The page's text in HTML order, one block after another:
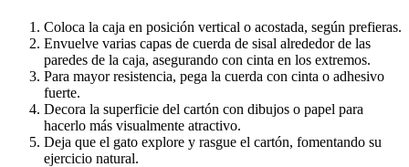
Coloca la caja en posición vertical o acostada, según prefieras.
Envuelve varias capas de cuerda de sisal alrededor de las
paredes de la caja, asegurando con cinta en los extremos.
Para mayor resistencia, pega la cuerda con cinta o adhesivo
fuerte.
Decora la superficie del cartón con dibujos o papel para
hacerlo más visualmente atractivo.
Deja que el gato explore y rasgue el cartón, fomentando su
ejercicio natural.